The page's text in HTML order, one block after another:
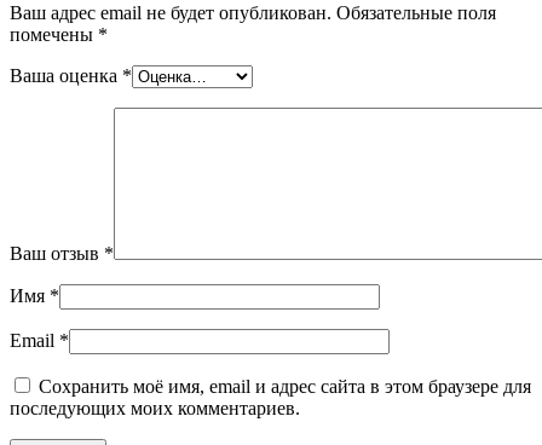
Ваш адрес email не будет опубликован. Обязательные поля
помечены *
Ваша оценка *
Ваш отзыв *
Имя *
Email *
Сохранить моё имя, email и адрес сайта в этом браузере для
последующих моих комментариев.